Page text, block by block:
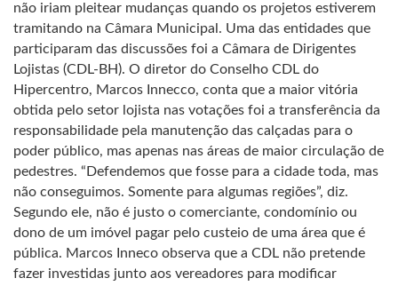
não iriam pleitear mudanças quando os projetos estiverem
tramitando na Câmara Municipal. Uma das entidades que
participaram das discussões foi a Câmara de Dirigentes
Lojistas (CDL-BH). O diretor do Conselho CDL do
Hipercentro, Marcos Innecco, conta que a maior vitória
obtida pelo setor lojista nas votações foi a transferência da
responsabilidade pela manutenção das calçadas para o
poder público, mas apenas nas áreas de maior circulação de
pedestres. “Defendemos que fosse para a cidade toda, mas
não conseguimos. Somente para algumas regiões”, diz.
Segundo ele, não é justo o comerciante, condomínio ou
dono de um imóvel pagar pelo custeio de uma área que é
pública. Marcos Inneco observa que a CDL não pretende
fazer investidas junto aos vereadores para modificar